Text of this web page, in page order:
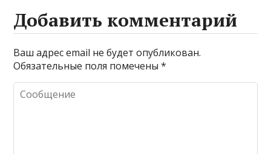
Добавить комментарий
Ваш адрес email не будет опубликован.
Обязательные поля помечены*